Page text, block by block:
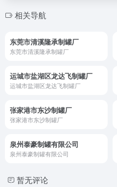
相关导航
东莞市清溪隆承制罐厂
东莞市清溪隆承制罐厂
运城市盐湖区龙达飞制罐厂
运城市盐湖区龙达飞制罐厂
张家港市东沙制罐厂
张家港市东沙制罐厂
泉州泰豪制罐有限公司
泉州泰豪制罐有限公司
暂无评论